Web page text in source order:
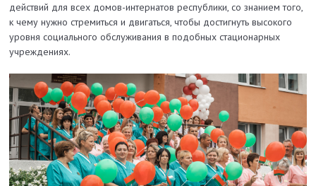
действий для всех домов-интернатов республики, со знанием того,
к чему нужно стремиться и двигаться, чтобы достигнуть высокого
уровня социального обслуживания в подобных стационарных
учреждениях.